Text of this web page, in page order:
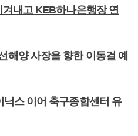
내고 KEB하나은행장 연
해양 사장을 향한 이동걸 예
스 이어 축구종합센터 유